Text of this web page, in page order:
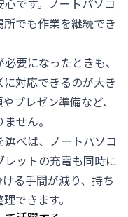
です。ノートパソコ
でも作業を継続でき
要になったときも、
対応できるのが大き
プレゼン準備など、
せん。
べば、ノートパソコ
ットの充電も同時に
る手間が減り、持ち
できます。